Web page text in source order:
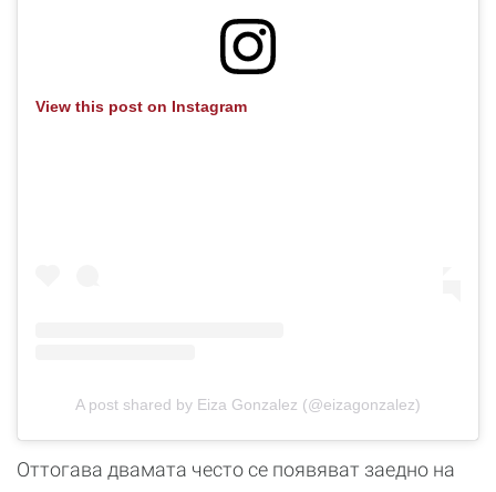
View this post on Instagram
A post shared by Eiza Gonzalez (@eizagonzalez)
Оттогава двамата често се появяват заедно на